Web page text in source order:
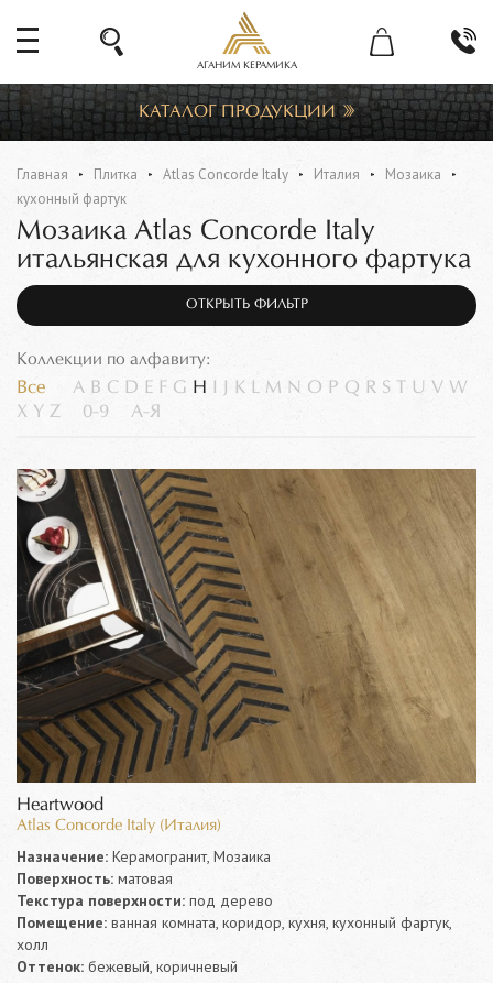
АГАНИМ КЕРАМИКА
КАТАЛОГ ПРОДУКЦИИ
Главная Плитка Atlas Concorde Italy Италия
Мозаика
кухонный фартук
Мозаика Atlas Concorde Italy
итальянская для кухонного фартука
ОТКРЫТЬ ФИЛЬТР
Коллекции по алфавиту:
Все A B C D E F G H K L M N O P Q R S U V W
X Y Z 0-9 А-Я
Heartwood
Atlas Concorde Italy (Италия)
Назначение: Керамогранит, Мозаика
Поверхность: матовая
Текстура поверхности: под дерево
Помещение: ванная комната, коридор, кухня, кухонный фартук,
холл
Оттенок: бежевый, коричневый